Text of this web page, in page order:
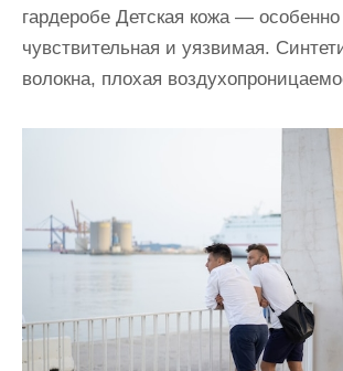
гардеробе Детская кожа — особенно
чувствительная и уязвимая.
волокна, плохая